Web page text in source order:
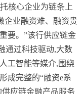
核心企业为链条上
企业融资难、融资贵
要。”该行供应链金
通过科技驱动,大数
工智能等媒介,围绕
成完整的“融资e系
应链金融产品服务